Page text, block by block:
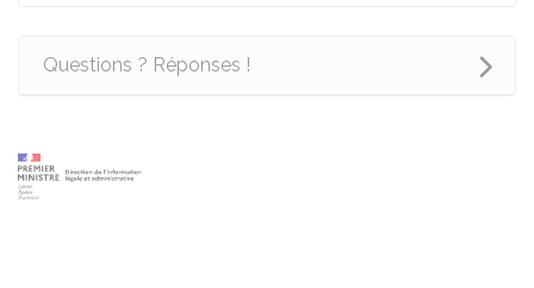
Questions ? Réponses !